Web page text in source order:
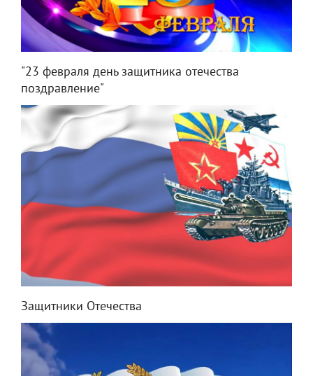
"23 февраля день защитника отечества
поздравление"
Защитники Отечества